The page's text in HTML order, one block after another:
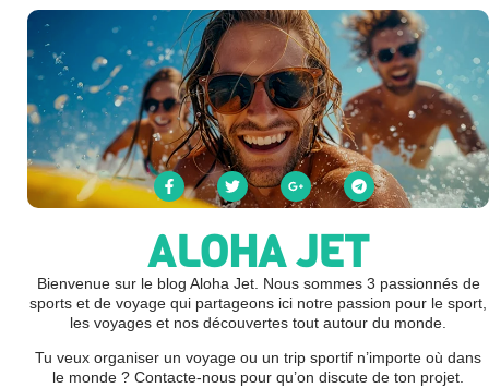
ALOHA JET
Bienvenue sur le blog Aloha Jet. Nous sommes 3 passionnés de
sports et de voyage qui partageons ici notre passion pour le sport,
les voyages et nos découvertes tout autour du monde.
Tu veux organiser un voyage ou un trip sportif n’importe où dans
le monde ? Contacte-nous pour qu’on discute de ton projet.